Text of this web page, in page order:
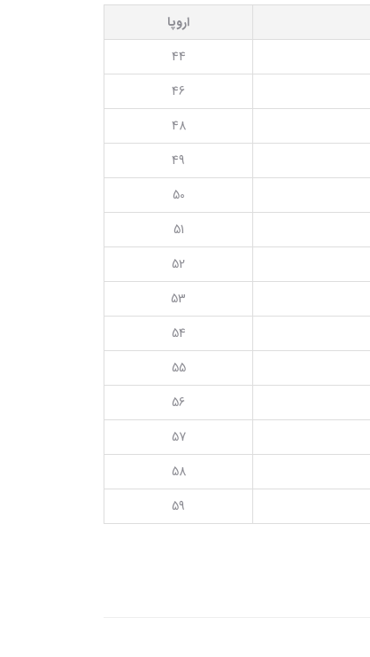
اروپا
44
46
48
49
50
51
52
53
54
55
56
57
58
59